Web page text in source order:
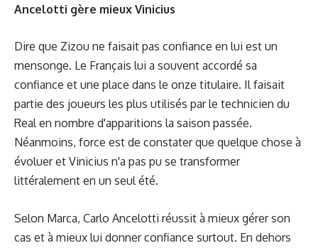
Ancelotti gère mieux Vinicius
Dire que Zizou ne faisait pas confiance en lui est un
mensonge. Le Français lui a souvent accordé sa
confiance et une place dans le onze titulaire. Il faisait
partie des joueurs les plus utilisés par le technicien du
Real en nombre d'apparitions la saison passée.
Néanmoins, force est de constater que quelque chose à
évoluer et Vinicius n'a pas pu se transformer
littéralement en un seul été.
Selon Marca, Carlo Ancelotti réussit à mieux gérer son
cas et à mieux lui donner confiance surtout. En dehors